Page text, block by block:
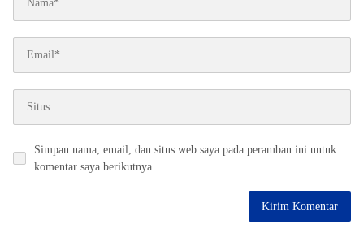
Simpan nama, email, dan situs web saya pada peramban ini untuk
komentar saya berikutnya.